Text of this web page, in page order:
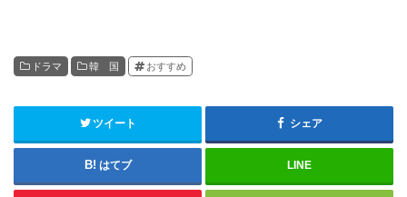
ドラマ 韓 国 おすすめ
ツイート シェア
はてブ LINE